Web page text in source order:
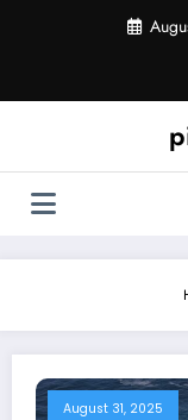
August 31, 2025